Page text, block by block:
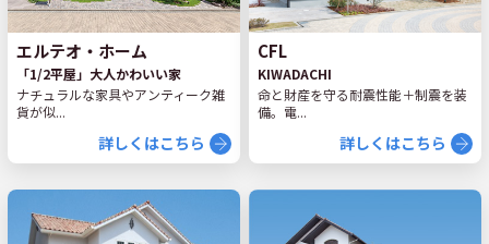
エルテオ・ホーム
「1/2平屋」大人かわいい家
ナチュラルな家具やアンティーク雑
貨が似...
詳しくはこちら
CFL
KIWADACHI
命と財産を守る耐震性能＋制震を装
備。電...
詳しくはこちら